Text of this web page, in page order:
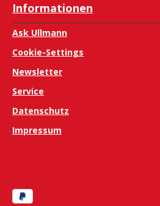
Informationen
Ask Ullmann
Cookie-Settings
Newsletter
Service
Datenschutz
Impressum